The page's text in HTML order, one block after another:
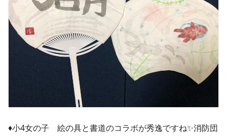
♦︎小4女の子 絵の具と書道のコラボが秀逸ですね✨消防団